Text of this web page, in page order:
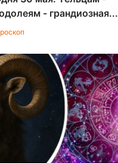
- грандиозная...